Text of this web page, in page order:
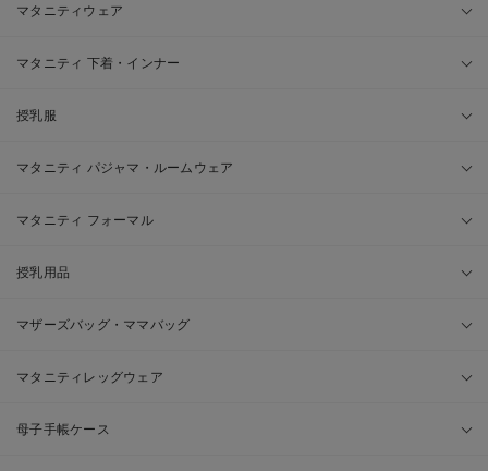
マタニティウェア
マタニティ 下着・インナー
授乳服
マタニティ パジャマ・ルームウェア
マタニティ フォーマル
授乳用品
マザーズバッグ・ママバッグ
マタニティレッグウェア
母子手帳ケース